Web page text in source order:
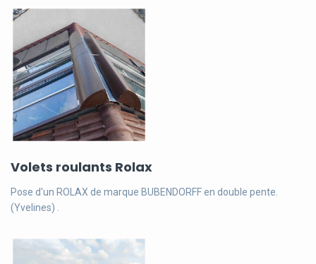
Volets roulants Rolax
Pose d'un ROLAX de marque BUBENDORFF en double pente.
(Yvelines) .